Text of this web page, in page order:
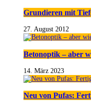
Grundieren mit
27. August 2012
Betonoptik – aber
14. März 2023
Neu von Pufas: